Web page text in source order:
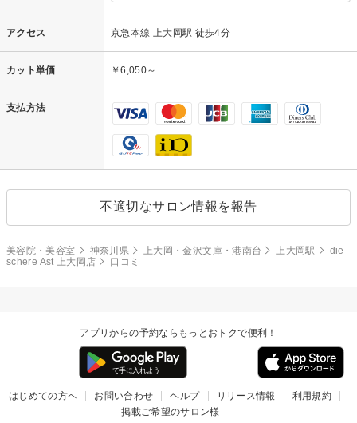
アクセス 京急本線 上大岡駅 徒歩4分
カット単価 ￥6,050～
支払方法
不適切なサロン情報を報告
美容院・美容室 神奈川県 上大岡・金沢文庫・港南台 上大岡駅
die-
schere Ast 上大岡店
口コミ
アプリからの予約ならもっとおトクで便利！
はじめての方へ お問い合わせ ヘルプ リリース情報
利用規約
掲載ご希望のサロン様